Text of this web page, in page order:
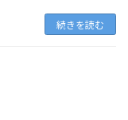
続きを読む